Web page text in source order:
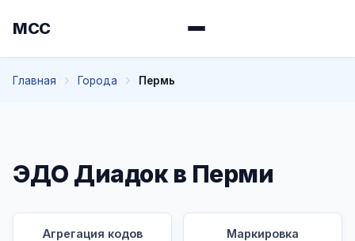
МСС
Главная Города Пермь
ЭДО Диадок в Перми
Агрегация кодов
Маркировка